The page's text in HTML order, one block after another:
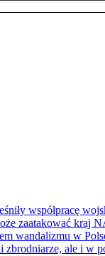
współpracę
zaatakować kraj
wandalizmu w
ale i w